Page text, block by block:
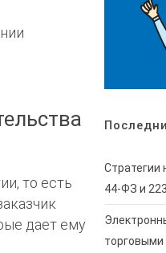
то есть
дает ему
Стратегии
44-ФЗ и